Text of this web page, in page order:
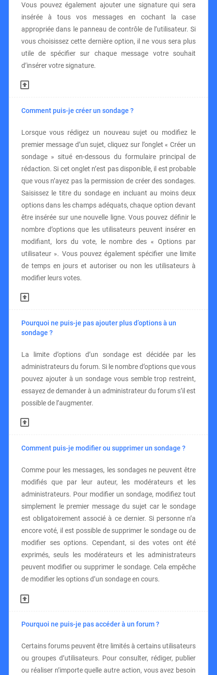
Vous pouvez également ajouter une signature qui sera
insérée à tous vos messages en cochant la case
appropriée dans le panneau de contrôle de l’utilisateur. Si
vous choisissez cette dernière option, il ne vous sera plus
utile de spécifier sur chaque message votre souhait
d’insérer votre signature.
Comment puis-je créer un sondage ?
Lorsque vous rédigez un nouveau sujet ou modifiez le
premier message d’un sujet, cliquez sur l’onglet « Créer un
sondage » situé en-dessous du formulaire principal de
rédaction. Si cet onglet n’est pas disponible, il est probable
que vous n’ayez pas la permission de créer des sondages.
Saisissez le titre du sondage en incluant au moins deux
options dans les champs adéquats, chaque option devant
être insérée sur une nouvelle ligne. Vous pouvez définir le
nombre d’options que les utilisateurs peuvent insérer en
modifiant, lors du vote, le nombre des « Options par
utilisateur ». Vous pouvez également spécifier une limite
de temps en jours et autoriser ou non les utilisateurs à
modifier leurs votes.
Pourquoi ne puis-je pas ajouter plus d’options à un
sondage ?
La limite d’options d’un sondage est décidée par les
administrateurs du forum. Si le nombre d’options que vous
pouvez ajouter à un sondage vous semble trop restreint,
essayez de demander à un administrateur du forum s’il est
possible de l’augmenter.
Comment puis-je modifier ou supprimer un sondage ?
Comme pour les messages, les sondages ne peuvent être
modifiés que par leur auteur, les modérateurs et les
administrateurs. Pour modifier un sondage, modifiez tout
simplement le premier message du sujet car le sondage
est obligatoirement associé à ce dernier. Si personne n’a
encore voté, il est possible de supprimer le sondage ou de
modifier ses options. Cependant, si des votes ont été
exprimés, seuls les modérateurs et les administrateurs
peuvent modifier ou supprimer le sondage. Cela empêche
de modifier les options d’un sondage en cours.
Pourquoi ne puis-je pas accéder à un forum ?
Certains forums peuvent être limités à certains utilisateurs
ou groupes d’utilisateurs. Pour consulter, rédiger, publier
ou réaliser n’importe quelle autre action, vous avez besoin